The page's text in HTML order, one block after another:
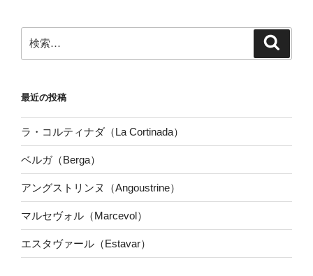
索:
最近の投稿
ラ・コルティナダ（La Cortinada）
ベルガ（Berga）
アングストリンヌ（Angoustrine）
マルセヴォル（Marcevol）
エスタヴァール（Estavar）